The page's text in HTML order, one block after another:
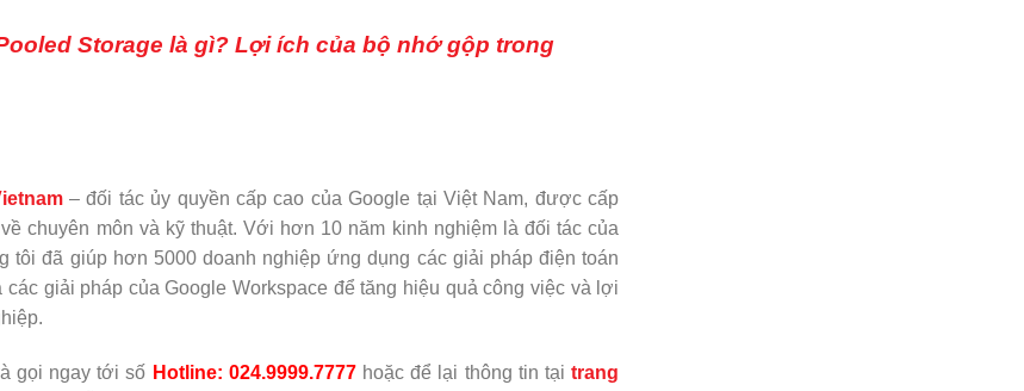
Storage là gì? Lợi ích của bộ nhớ gộp trong
– đối tác ủy quyền cấp cao của Google tại Việt Nam, được cấp
chuyên môn và kỹ thuật. Với hơn 10 năm kinh nghiệm là đối tác của
tôi đã giúp hơn 5000 doanh nghiệp ứng dụng các giải pháp điện toán
các giải pháp của Google Workspace để tăng hiệu quả công việc và lợi
gọi ngay tới số Hotline: 024.9999.7777hoặc để lại thông tin tạitrang